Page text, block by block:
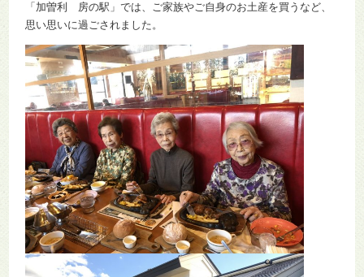
「加曽利 房の駅」では、ご家族やご自身のお土産を買うなど、
思い思いに過ごされました。